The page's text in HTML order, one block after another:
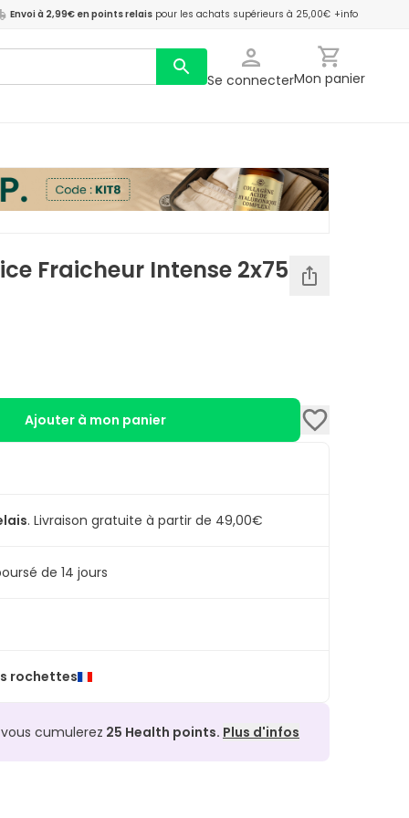
Envoi à 2,99€ en points relais pour les achats supérieurs à 25,00€ +info
Se connecterMon panier
Fraicheur Intense 2x75
Ajouter à mon panier
. Livraison gratuite à partir de 49,00€
de 14 jours
rochettes
cumulerez 25 Health points. Plus d'infos